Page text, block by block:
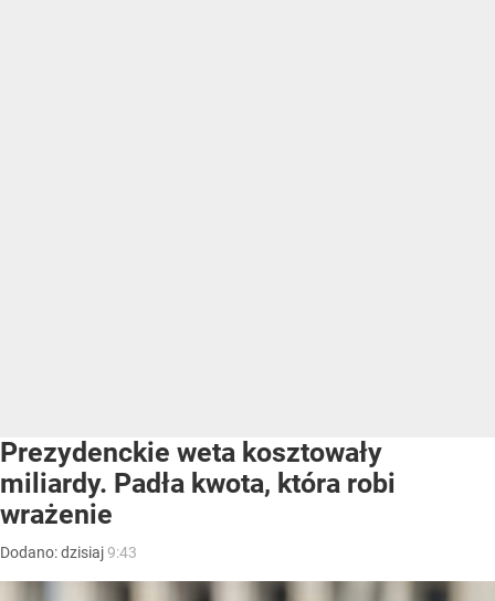
Prezydenckie weta kosztowały
miliardy. Padła kwota, która robi
wrażenie
Dodano:dzisiaj9:43